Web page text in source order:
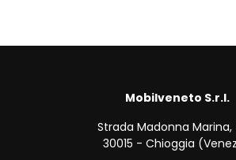
Mobilveneto S.r.l.
Strada Madonna Marina,
30015 - Chioggia